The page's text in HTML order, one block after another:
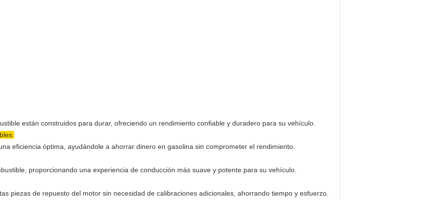
están construidos para durar, ofreciendo un rendimiento confiable y duradero para su vehículo.
eficiencia óptima, ayudándole a ahorrar dinero en gasolina sin comprometer el rendimiento.
proporcionando una experiencia de conducción más suave y potente para su vehículo.
piezas de repuesto del motor sin necesidad de calibraciones adicionales, ahorrando tiempo y esfuerzo.